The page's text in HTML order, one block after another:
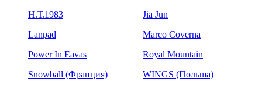
H.Т.1983
Jia Jun
Lanpad
Marco Coverna
Power In Eavas
Royal Mountain
Snowball (Франция)
WINGS (Польша)